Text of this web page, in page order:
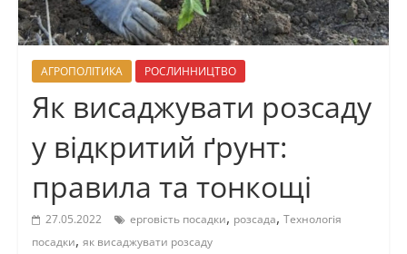
АГРОПОЛІТИКА РОСЛИННИЦТВО
Як висаджувати розсаду
у відкритий ґрунт:
правила та тонкощі
27.05.2022 ерговість посадки, розсада, Технологія
посадки, як висаджувати розсаду